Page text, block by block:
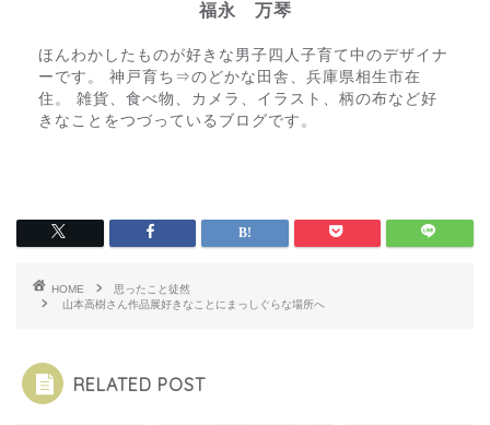
福永 万琴
ほんわかしたものが好きな男子四人子育て中のデザイナ
ーです。 神戸育ち⇒のどかな田舎、兵庫県相生市在
住。 雑貨、食べ物、カメラ、イラスト、柄の布など好
きなことをつづっているブログです。
HOME
思ったこと徒然
山本高樹さん作品展好きなことにまっしぐらな場所へ
RELATED POST